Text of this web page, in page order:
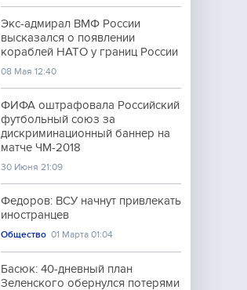
Экс-адмирал ВМФ России
высказался о появлении
кораблей НАТО у границ России
08 Мая 12:40
ФИФА оштрафовала Российский
футбольный союз за
дискриминационный баннер на
матче ЧМ-2018
30 Июня 21:09
Федоров: ВСУ начнут привлекать
иностранцев
Общество 01 Марта 01:04
Басюк: 40-дневный план
Зеленского обернулся потерями